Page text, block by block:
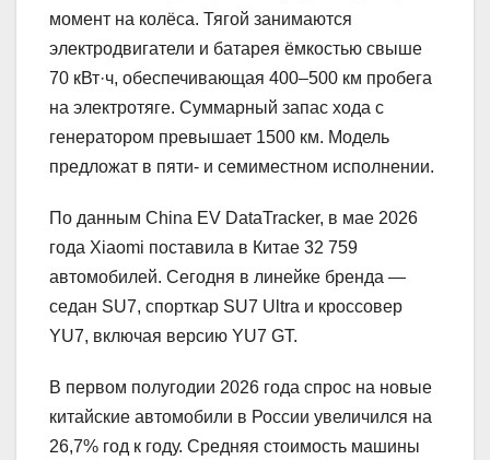
момент на колёса. Тягой занимаются
электродвигатели и батарея ёмкостью свыше
70 кВт·ч, обеспечивающая 400–500 км пробега
на электротяге. Суммарный запас хода с
генератором превышает 1500 км. Модель
предложат в пяти- и семиместном исполнении.
По данным China EV DataTracker, в мае 2026
года Xiaomi поставила в Китае 32 759
автомобилей. Сегодня в линейке бренда —
седан SU7, спорткар SU7 Ultra и кроссовер
YU7, включая версию YU7 GT.
В первом полугодии 2026 года спрос на новые
китайские автомобили в России увеличился на
26,7% год к году. Средняя стоимость машины